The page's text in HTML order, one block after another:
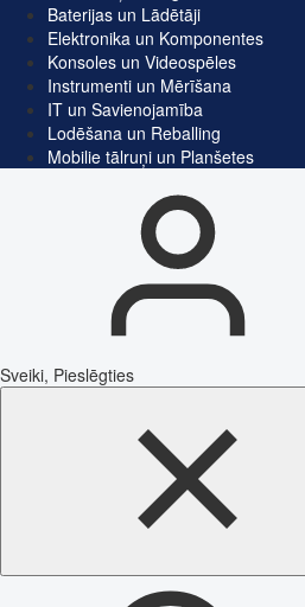
Baterijas un Lādētāji
Elektronika un Komponentes
Konsoles un Videospēles
Instrumenti un Mērīšana
IT un Savienojamība
Lodēšana un Reballing
Mobilie tālruņi un Planšetes
Sveiki, Pieslēgties